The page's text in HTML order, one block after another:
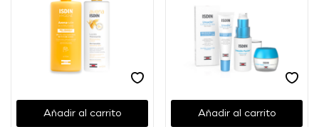
Añadir al carrito Añadir al carrito